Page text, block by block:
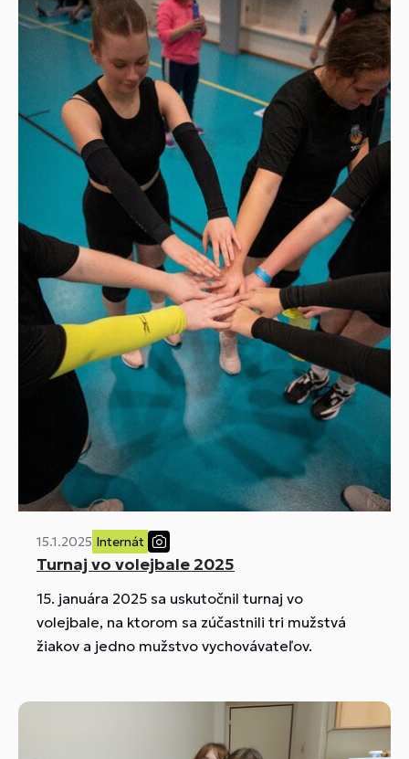
15.1.2025 Internát
Turnaj vo volejbale 2025
15. januára 2025 sa uskutočnil turnaj vo
volejbale, na ktorom sa zúčastnili tri mužstvá
žiakov a jedno mužstvo vychovávateľov.